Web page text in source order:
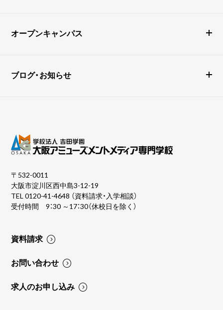
オープンキャンパス
ブログ・お知らせ
〒532-0011
大阪市淀川区西中島3-12-19
TEL0120-41-4648 （資料請求・入学相談）
受付時間 9：30 ～17：30（休校日を除く）
資料請求
お問い合わせ
求人のお申し込み